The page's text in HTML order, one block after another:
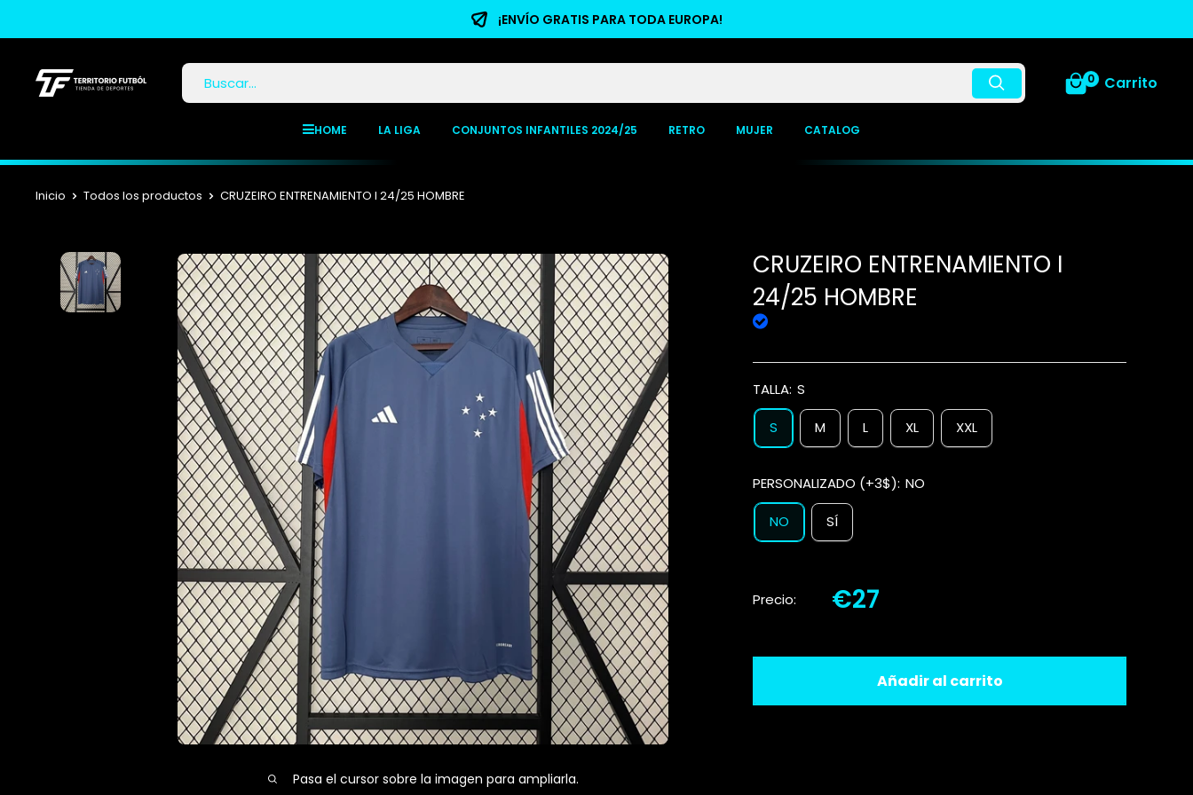
¡ENVÍO GRATIS PARA TODA EUROPA!
0 Carrito
HOME LA LIGA CONJUNTOS INFANTILES 2024/25 RETRO MUJER CATALOG
Inicio Todos los productos CRUZEIRO ENTRENAMIENTO I 24/25 HOMBRE
Pasa el cursor sobre la imagen para ampliarla.
CRUZEIRO ENTRENAMIENTO I
24/25 HOMBRE
TALLA: S
S M L XL XXL
PERSONALIZADO (+3$): NO
NO SÍ
Precio: €27
Añadir al carrito